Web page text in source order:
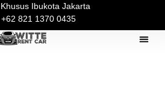
Ibukota Jakarta
+62 821 1370 0435